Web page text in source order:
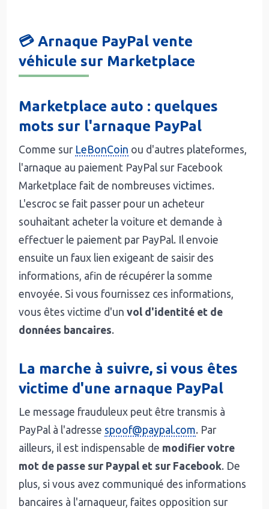
💳 Arnaque PayPal vente
véhicule sur Marketplace
Marketplace auto : quelques
mots sur l'arnaque PayPal
Comme sur LeBonCoin ou d'autres plateformes,
l'arnaque au paiement PayPal sur Facebook
Marketplace fait de nombreuses victimes.
L'escroc se fait passer pour un acheteur
souhaitant acheter la voiture et demande à
effectuer le paiement par PayPal. Il envoie
ensuite un faux lien exigeant de saisir des
informations, afin de récupérer la somme
envoyée. Si vous fournissez ces informations,
vous êtes victime d'unvol d'identité et de
données bancaires.
La marche à suivre, si vous êtes
victime d'une arnaque PayPal
Le message frauduleux peut être transmis à
PayPal à l'adresse spoof@paypal.com. Par
ailleurs, il est indispensable de modifier votre
mot de passe sur Paypal et sur Facebook. De
plus, si vous avez communiqué des informations
bancaires à l'arnaqueur, faites opposition sur